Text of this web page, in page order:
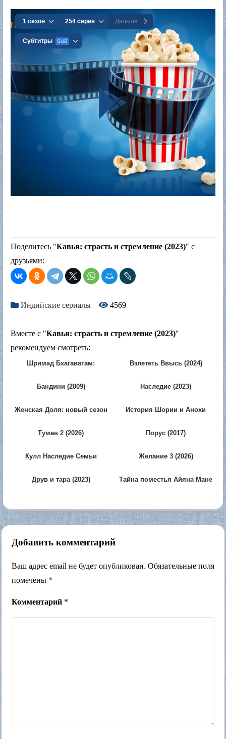
Поделитесь "Кавья: страсть и стремление (2023)" с
друзьями:
Индийские сериалы 4569
Вместе с "Кавья: страсть и стремление (2023)"
рекомендуем смотреть:
Шримад Бхагаватам:
Взлететь Ввысь (2024)
Бандини (2009) Наследие (2023)
Женская Доля: новый сезон
История Шории и Анохи
Туман 2 (2026) Порус (2017)
Кулл Наследие Семьи
Желание 3 (2026)
Друв и тара (2023)
Тайна поместья Айяна Мане
Добавить комментарий
Ваш адрес email не будет опубликован. Обязательные поля
помечены *
Комментарий *